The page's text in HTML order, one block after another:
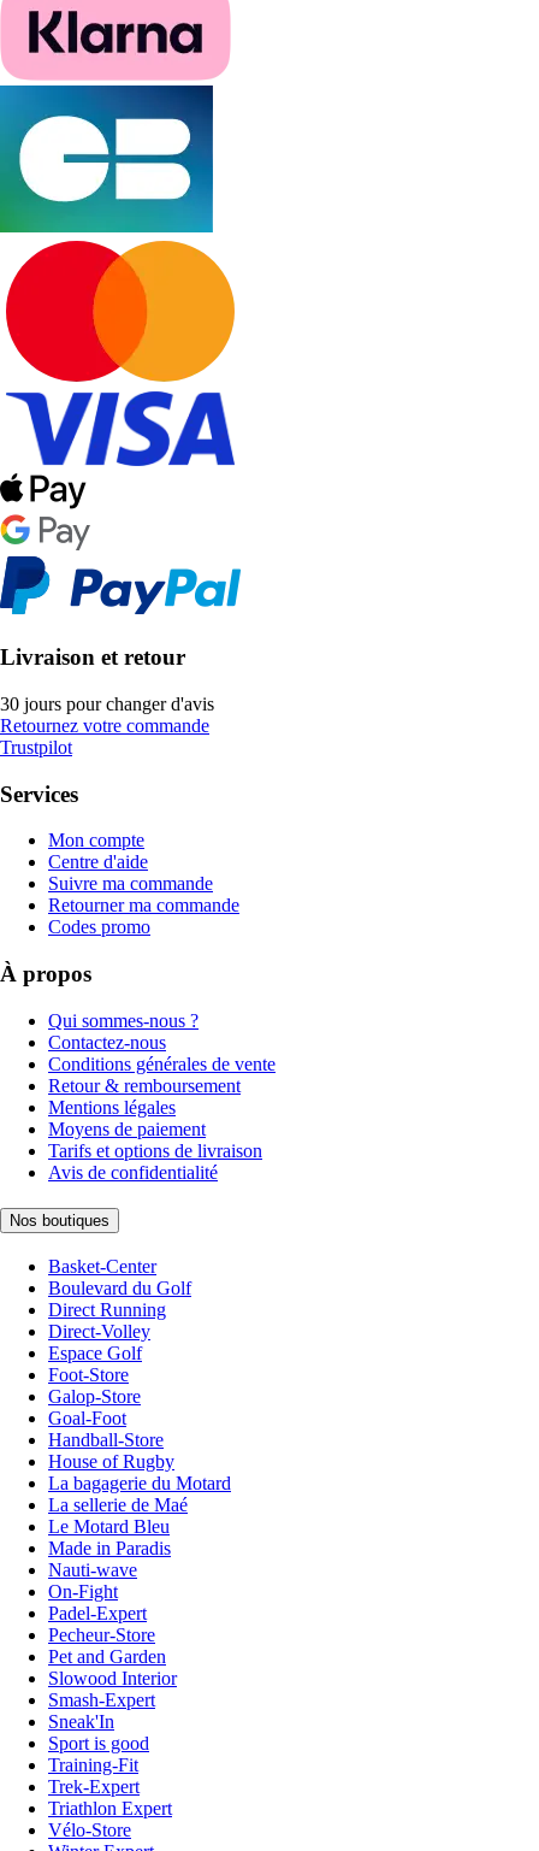
Livraison et retour
30 jours pour changer d'avis
Retournez votre commande
Trustpilot
Services
Mon compte
Centre d'aide
Suivre ma commande
Retourner ma commande
Codes promo
À propos
Qui sommes-nous ?
Contactez-nous
Conditions générales de vente
Retour & remboursement
Mentions légales
Moyens de paiement
Tarifs et options de livraison
Avis de confidentialité
Nos boutiques
Basket-Center
Boulevard du Golf
Direct Running
Direct-Volley
Espace Golf
Foot-Store
Galop-Store
Goal-Foot
Handball-Store
House of Rugby
La bagagerie du Motard
La sellerie de Maé
Le Motard Bleu
Made in Paradis
Nauti-wave
On-Fight
Padel-Expert
Pecheur-Store
Pet and Garden
Slowood Interior
Smash-Expert
Sneak'In
Sport is good
Training-Fit
Trek-Expert
Triathlon Expert
Vélo-Store